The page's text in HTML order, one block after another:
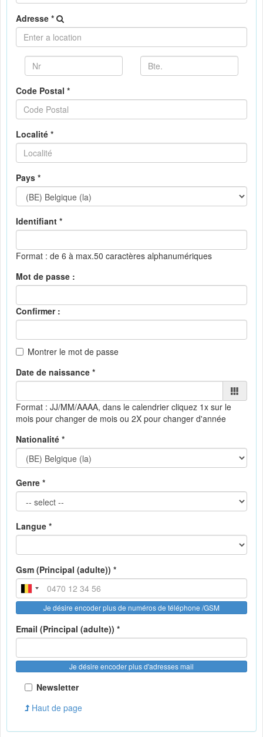
Adresse *
Code Postal *
Localité *
Pays *
Identifiant *
Format : de 6 à max.50 caractères alphanumériques
Mot de passe :
Confirmer :
Montrer le mot de passe
Date de naissance *
Format : JJ/MM/AAAA, dans le calendrier cliquez 1x sur le
mois pour changer de mois ou 2X pour changer d'année
Nationalité *
Genre *
Langue *
Gsm (Principal (adulte)) *
Je désire encoder plus de numéros de téléphone /GSM
Email (Principal (adulte)) *
Je désire encoder plus d'adresses mail
Newsletter
Haut de page